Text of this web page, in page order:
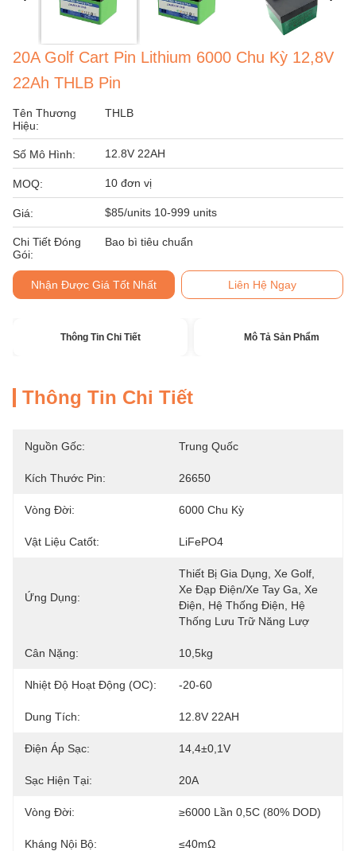
20A Golf Cart Pin Lithium 6000 Chu Kỳ 12,8V
22Ah THLB Pin
Tên Thương
Hiệu:
THLB
Số Mô Hình: 12.8V 22AH
MOQ: 10 đơn vị
Giá: $85/units 10-999 units
Chi Tiết Đóng
Gói:
Bao bì tiêu chuẩn
Nhận Được Giá Tốt Nhất Liên Hệ Ngay
Thông Tin Chi Tiết Mô Tả Sản Phẩm
Thông Tin Chi Tiết
Nguồn Gốc: Trung Quốc
Kích Thước Pin: 26650
Vòng Đời: 6000 Chu Kỳ
Vật Liệu Catốt: LiFePO4
Ứng Dụng:
Thiết Bị Gia Dụng, Xe Golf,
Xe Đạp Điện/Xe Tay Ga, Xe
Điện, Hệ Thống Điện, Hệ
Thống Lưu Trữ Năng Lượ
Cân Nặng: 10,5kg
Nhiệt Độ Hoạt Động (oC): -20-60
Dung Tích: 12.8V 22AH
Điện Áp Sạc: 14,4±0,1V
Sạc Hiện Tại: 20A
Vòng Đời: ≥6000 Lần 0,5C (80% DOD)
Kháng Nội Bộ: ≤40mΩ